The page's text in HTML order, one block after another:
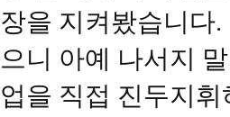
장을 지켜봤습니다
으니 아예 나서지
업을 직접 진두지